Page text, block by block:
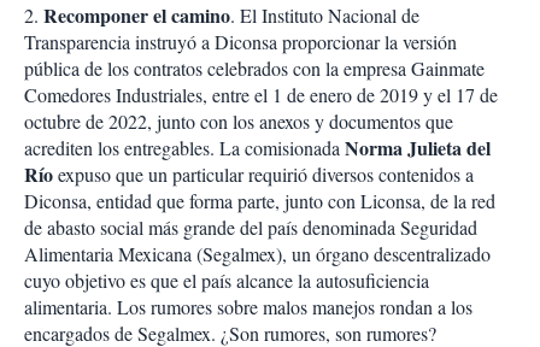
2. Recomponer el camino. El Instituto Nacional de
Transparencia instruyó a Diconsa proporcionar la versión
pública de los contratos celebrados con la empresa Gainmate
Comedores Industriales, entre el 1 de enero de 2019 y el 17 de
octubre de 2022, junto con los anexos y documentos que
acrediten los entregables. La comisionada Norma Julieta del
Ríoexpuso que un particular requirió diversos contenidos a
Diconsa, entidad que forma parte, junto con Liconsa, de la red
de abasto social más grande del país denominada Seguridad
Alimentaria Mexicana (Segalmex), un órgano descentralizado
cuyo objetivo es que el país alcance la autosuficiencia
alimentaria. Los rumores sobre malos manejos rondan a los
encargados de Segalmex. ¿Son rumores, son rumores?